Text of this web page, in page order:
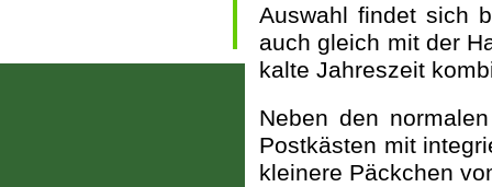
Auswahl findet sich
auch gleich mit der
kalte Jahreszeit
Neben den
Postkästen mit
kleinere Päckchen